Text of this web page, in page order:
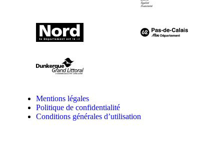
Mentions légales
Politique de confidentialité
Conditions générales d’utilisation